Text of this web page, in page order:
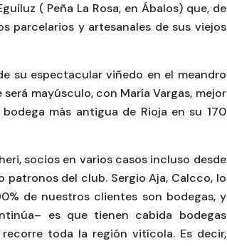
( Peña La Rosa, en Ábalos) que, de
parcelarios y artesanales de sus viejos
su espectacular viñedo en el meandro
mayúsculo, con María Vargas, mejor
más antigua de Rioja en su 170
socios en varios casos incluso desde
del club. Sergio Aja, Calcco, lo
de nuestros clientes son bodegas, y
es que tienen cabida bodegas
toda la región vitícola. Es decir,